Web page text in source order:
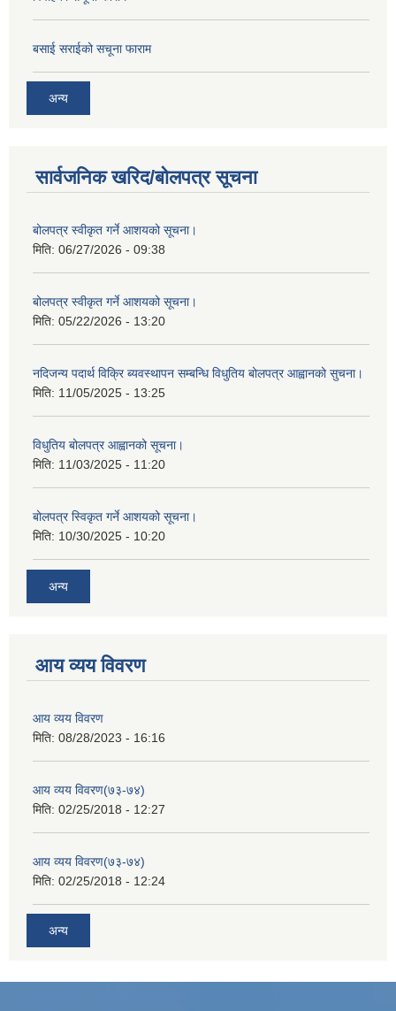
बसाई सराईको सचूना फाराम
अन्य
सार्वजनिक खरिद/बोलपत्र सूचना
बोलपत्र स्वीकृत गर्ने आशयको सूचना।
मिति: 06/27/2026 - 09:38
बोलपत्र स्वीकृत गर्ने आशयको सूचना।
मिति: 05/22/2026 - 13:20
नदिजन्य पदार्थ विक्रि ब्यवस्थापन सम्बन्धि विधुतिय बोलपत्र आह्वानको सुचना।
मिति: 11/05/2025 - 13:25
विधुतिय बोलपत्र आह्वानको सूचना।
मिति: 11/03/2025 - 11:20
बोलपत्र स्विकृत गर्ने आशयको सूचना।
मिति: 10/30/2025 - 10:20
अन्य
आय व्यय विवरण
आय व्यय विवरण
मिति: 08/28/2023 - 16:16
आय व्यय विवरण(७३-७४)
मिति: 02/25/2018 - 12:27
आय व्यय विवरण(७३-७४)
मिति: 02/25/2018 - 12:24
अन्य